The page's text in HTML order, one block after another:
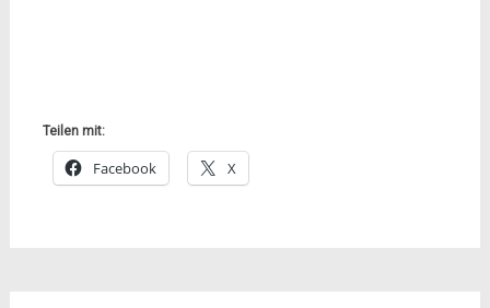
Teilen mit:
Facebook X